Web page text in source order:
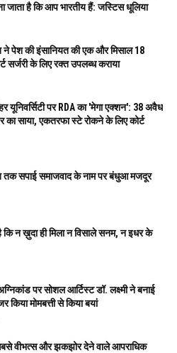
जाता है कि आप भारतीय हैं: जस्टिस धूलिया
ने पेश की इंसानियत की एक और मिसाल 18
सर्जरी के लिए रक्त उपलब्ध कराया
यूनिवर्सिटी पर RDA का 'मेगा एक्शन': 38 अवैध
का साया, एकतरफा स्टे रोकने के लिए कोर्ट
तक सपाई समाजवाद के नाम पर बंधुआ मजदूर
न ख़ुदा ही मिला न विसाले सनम, न इधर के
पर सोशल आर्टिस्ट डॉ. लक्ष्मी ने बनाई
किया मोमबत्ती से किया बयां
वीभत्स और झकझोर देने वाले आपराधिक